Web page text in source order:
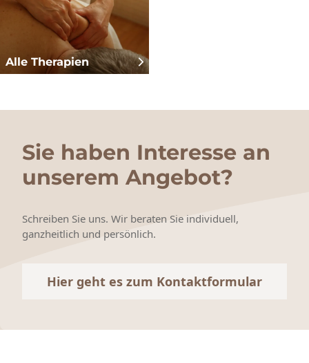
Alle Therapien
Sie haben Interesse an
unserem Angebot?
Schreiben Sie uns. Wir beraten Sie individuell,
ganzheitlich und persönlich.
Hier geht es zum Kontaktformular